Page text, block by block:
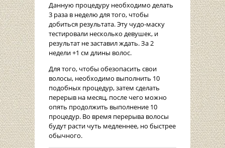
Данную процедуру необходимо делать
3 раза в неделю для того, чтобы
добиться результата. Эту чудо-маску
тестировали несколько девушек, и
результат не заставил ждать. За 2
недели +1 см длины волос.
Для того, чтобы обезопасить свои
волосы, необходимо выполнить 10
подобных процедур, затем сделать
перерыв на месяц, после чего можно
опять продолжить выполнение 10
процедур. Во время перерыва волосы
будут расти чуть медленнее, но быстрее
обычного.